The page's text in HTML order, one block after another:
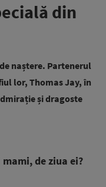
din
naștere. Partenerul
lor, Thomas Jay, în
și dragoste
de ziua ei?